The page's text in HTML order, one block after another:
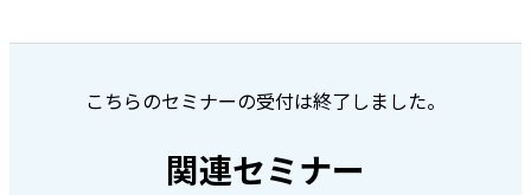
こちらのセミナーの受付は終了しました。
関連セミナー